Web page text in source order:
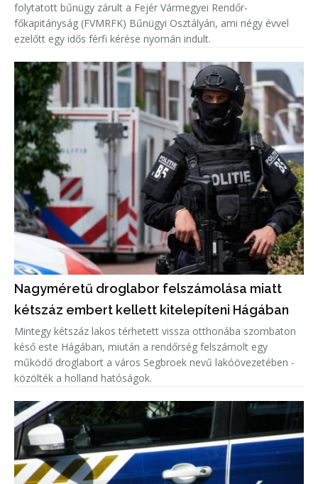
folytatott bűnügy zárult a Fejér Vármegyei Rendőr-
főkapitányság (FVMRFK) Bűnügyi Osztályán, ami négy évvel
ezelőtt egy idős férfi kérése nyomán indult.
Nagyméretű droglabor felszámolása miatt
kétszáz embert kellett kitelepíteni Hágában
Mintegy kétszáz lakos térhetett vissza otthonába szombaton
késő este Hágában, miután a rendőrség felszámolt egy
működő droglabort a város Segbroek nevű lakóövezetében -
közölték a holland hatóságok.